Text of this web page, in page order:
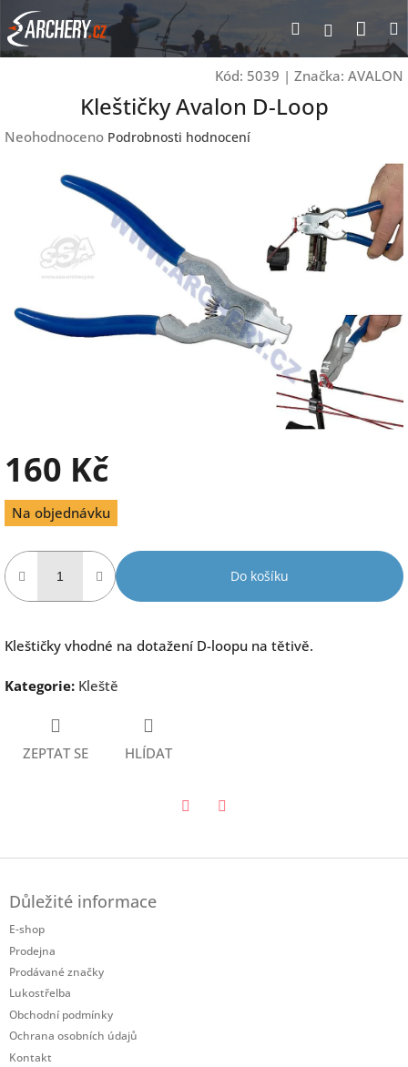
Přejít
na
obsah
Hledat
Kód: 5039 | Značka: AVALON
Kleštičky Avalon D-Loop
Průměrné
produktu
hvězdiček.
Neohodnoceno Podrobnosti hodnocení
160 Kč
Měrná
cena:
Na objednávku
Do košíku
Kleštičky vhodné na dotažení D-loopu na tětivě.
Kategorie: Kleště
ZEPTAT SE HLÍDAT
Důležité informace
E-shop
Prodejna
Prodávané značky
Lukostřelba
Obchodní podmínky
Ochrana osobních údajů
Kontakt